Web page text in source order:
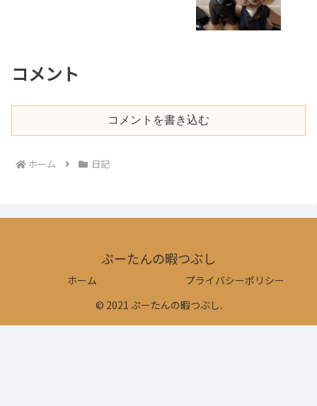
コメント
コメントを書き込む
ホーム 日記
ぷーたんの暇つぶし
ホーム
プライバシーポリシー
© 2021 ぷーたんの暇つぶし.